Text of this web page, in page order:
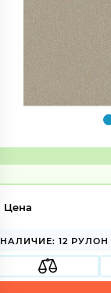
Цена
НАЛИЧИЕ: 12 РУЛОН